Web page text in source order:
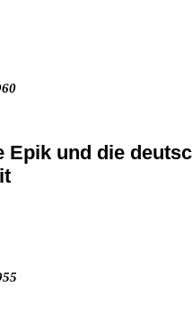
Epik und die